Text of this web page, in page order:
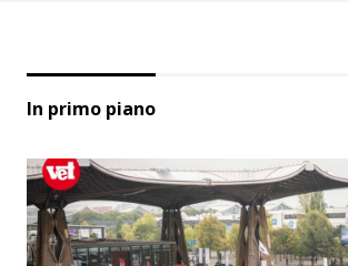
In primo piano